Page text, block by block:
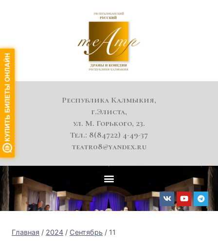
Республика Калмыкия,
г.Элиста,
ул. М. Горького, 23.
Тел.: 8(84722) 4-49-37
teatr08@yandex.ru
Главная / 2024 / Сентябрь / 11